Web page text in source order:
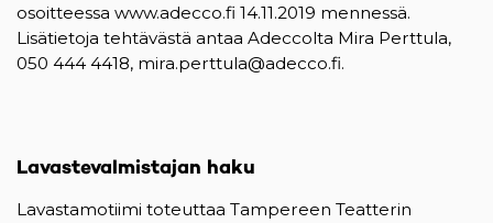
osoitteessa www.adecco.fi 14.11.2019 mennessä.
Lisätietoja tehtävästä antaa Adeccolta Mira Perttula,
050 444 4418, mira.perttula@adecco.fi.
Lavastevalmistajan haku
Lavastamotiimi toteuttaa Tampereen Teatterin